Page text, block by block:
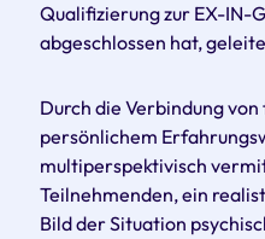
Qualifizierung zur EX-IN-
abgeschlossen hat,
Durch die Verbindung
persönlichem
multiperspektivisch
Teilnehmenden, ein
Bild der Situation